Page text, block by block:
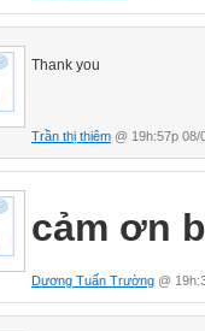
Thank you
Trần thị thiêm @ 19h:57p 08/
cảm ơn
Dương Tuấn Trường @